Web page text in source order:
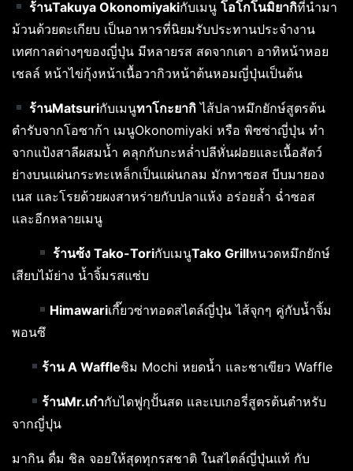
ร้านTakuya Okonomiyakiกับเมนูโอโกโนมิยากิที่นำมา
ม้วนด้วยตะเกียบ เป็นอาหารที่นิยมรับประทานประจำงาน
เทศกาลต่างๆของญี่ปุ่น มีหลายรส สดจากเตา อาทิหน้าหอย
เชลล์ หน้าไข่กุ้งหน้าเนื้อวากิวหน้าต้นหอมญี่ปุ่นเป็นต้น
ร้านMatsuriกับเมนูทาโกะยากิ ไส้ปลาหมึกยักษ์สูตรต้น
ตำรับจากโอซาก้า เมนูOkonomiyaki หรือ พิซซ่าญี่ปุ่น ทำ
จากแป้งสาลีผสมน้ำ คลุกกับกะหล่ำปลีหั่นฝอยและเนื้อสัตว์
ย่างบนแผ่นกระทะเหล็กเป็นแผ่นกลม มักทาซอส บีบมายอง
เนส และโรยด้วยผงสาหร่ายกับปลาแห้ง อร่อยล้ำ ฉ่ำซอส
และอีกหลายเมนู
ร้านซ้ง Tako-ToriกับเมนูTako Grillหนวดหมึกยักษ์
เสียบไม้ย่าง น้ำจิ้มรสแซ่บ
Himawariเกี๊ยวซ่าทอดสไตล์ญี่ปุ่น ไส้จุกๆ คู่กับน้ำจิ้ม
พอนซึ
ร้านA Waffleชิม Mochi หยดน้ำ และชาเขียว Waffle
ร้านMr.เก๋ากับไดฟูกุปั้นสด และเบเกอรี่สูตรต้นตำหรับ
จากญี่ปุน
มากิน ดื่ม ชิล จอยให้สุดทุกรสชาติ ในสไตล์ญี่ปุ่นแท้ กับ